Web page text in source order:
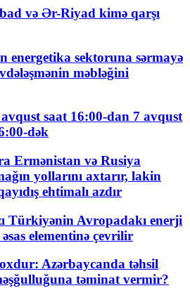
və Ər-Riyad kimə qarşı
energetika sektoruna sərmayə
məbləğini
saat 16:00-dan 7 avqust
dək
Ermənistan və Rusiya
yollarını axtarır, lakin
ehtimalı azdır
Türkiyənin Avropadakı enerji
elementinə çevrilir
Azərbaycanda təhsil
təminat vermir?